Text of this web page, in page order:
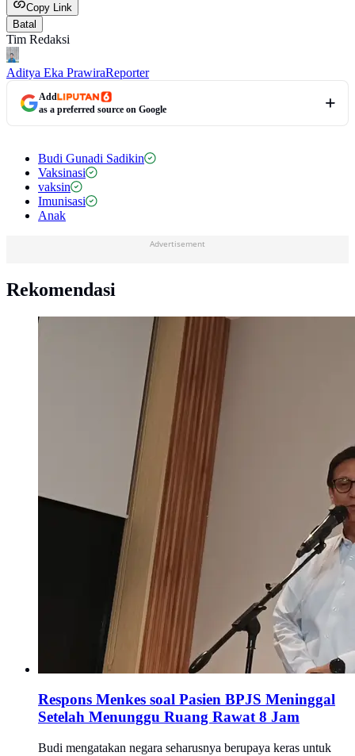
Copy Link
Batal
Tim Redaksi
Aditya Eka PrawiraReporter
Add
as a preferred source on Google
Budi Gunadi Sadikin
Vaksinasi
vaksin
Imunisasi
Anak
Advertisement
Rekomendasi
Respons Menkes soal Pasien BPJS Meninggal
Setelah Menunggu Ruang Rawat 8 Jam
Budi mengatakan negara seharusnya berupaya keras untuk